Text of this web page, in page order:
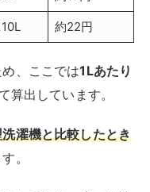
い人にはおすすめで
概要
としやすくする。襟